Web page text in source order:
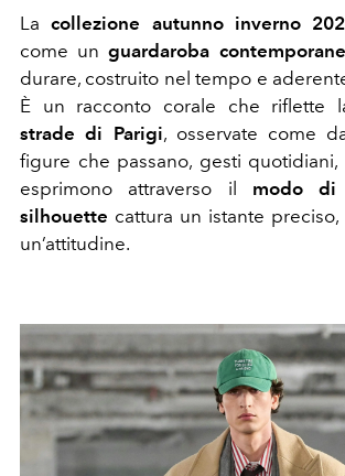
Lacollezione autunno inverno
come unguardaroba
durare, costruito nel tempo e
È un racconto corale che riflette
strade di Parigi, osservate come
figure che passano, gesti quotidiani,
esprimono attraverso il modo di
silhouette cattura un istante
un’attitudine.